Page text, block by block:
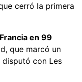
cerró la primera
en 99
que marcó un
con Les